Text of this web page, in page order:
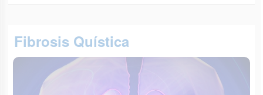
Fibrosis Quística